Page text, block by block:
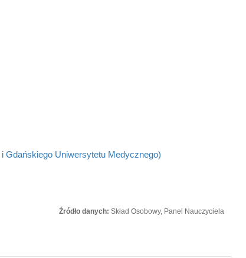
Gdańskiego Uniwersytetu Medycznego)
Źródło danych: Skład Osobowy, Panel Nauczyciela